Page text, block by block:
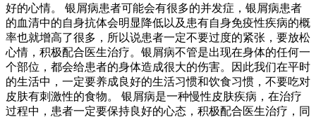
好的心情。 银屑病患者可能会有很多的并发症，银屑病患者
的血清中的自身抗体会明显降低以及患有自身免疫性疾病的概
率也就增高了很多，所以说患者一定不要过度的紧张，要放松
心情，积极配合医生治疗。银屑病不管是出现在身体的任何一
个部位，都会给患者的身体造成很大的伤害。因此我们在平时
的生活中，一定要养成良好的生活习惯和饮食习惯，不要吃对
皮肤有刺激性的食物。 银屑病是一种慢性皮肤疾病，在治疗
过程中，患者一定要保持良好的心态，积极配合医生治疗，同